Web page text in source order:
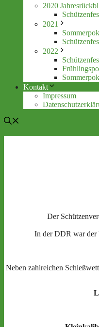
2020
2021
2022
Kontakt
Impressum
Der
In der DDR war der
Neben zahlreichen